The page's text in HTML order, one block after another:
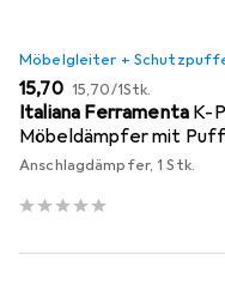
Möbelgleiter +
EUR
15,70 EUR
15,70/1Stk.
Italiana Ferramenta K-
Möbeldämpfer mit
Anschlagdämpfer, 1 Stk.